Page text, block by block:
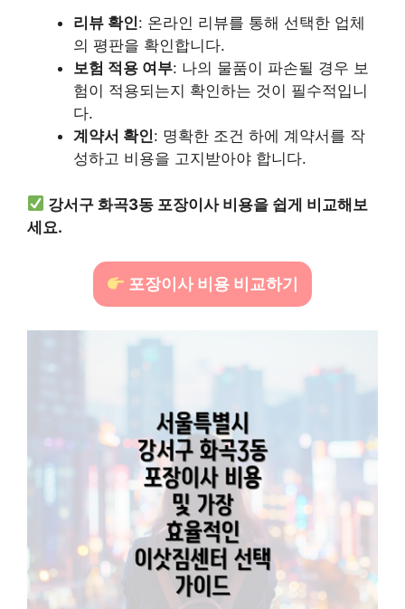
리뷰 확인: 온라인 리뷰를 통해 선택한 업체
의 평판을 확인합니다.
보험 적용 여부: 나의 물품이 파손될 경우 보
험이 적용되는지 확인하는 것이 필수적입니
다.
계약서 확인: 명확한 조건 하에 계약서를 작
성하고 비용을 고지받아야 합니다.
강서구 화곡3동 포장이사 비용을 쉽게 비교해보
세요.
포장이사 비용 비교하기